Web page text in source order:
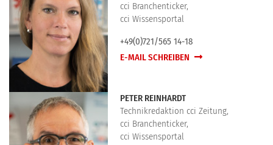
cci Branchenticker,
cci Wissensportal
+49(0)721/565 14-18
E-MAIL SCHREIBEN
PETER REINHARDT
Technikredaktion cci Zeitung,
cci Branchenticker,
cci Wissensportal